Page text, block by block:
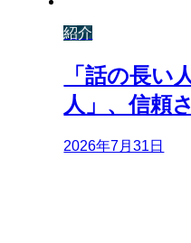
紹介
「話の長い
人」、信頼
2026年7月31日